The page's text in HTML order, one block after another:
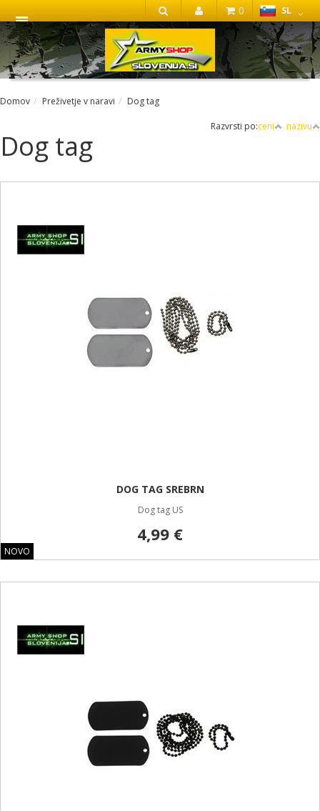
IŠČI
SL
0
Domov Preživetje v naravi Dog tag
Razvrsti po:ceni nazivu
Dog tag
NOVO
DOG TAG SREBRN
Dog tag US
4,99 €